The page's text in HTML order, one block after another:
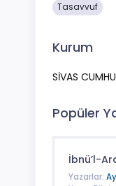
Tasavvuf
Kurum
SİVAS
Popüler
İbnü’l-
Yazarlar: